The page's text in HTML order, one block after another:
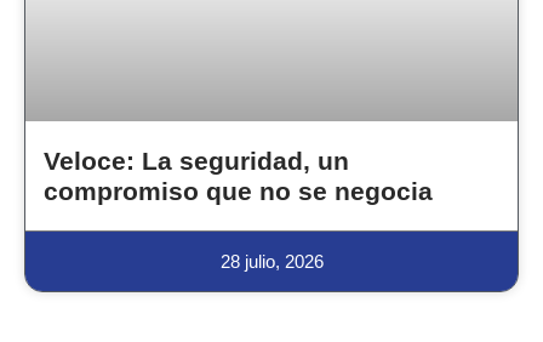
Veloce: La seguridad, un
compromiso que no se negocia
28 julio, 2026